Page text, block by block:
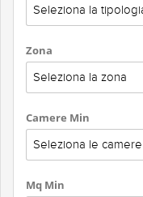
Zona
Camere Min
Mq Min